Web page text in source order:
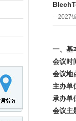
- -2027
一、基
会议时
会议地
主办单
承办单
会议主